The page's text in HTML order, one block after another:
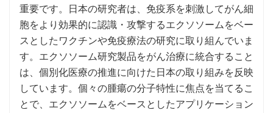
重要です。日本の研究者は、免疫系を刺激してがん細
胞をより効果的に認識・攻撃するエクソソームをベー
スとしたワクチンや免疫療法の研究に取り組んでいま
す。エクソソーム研究製品をがん治療に統合すること
は、個別化医療の推進に向けた日本の取り組みを反映
しています。個々の腫瘍の分子特性に焦点を当てるこ
とで、エクソソームをベースとしたアプリケーション